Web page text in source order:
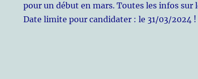
pour un début en mars. Toutes les infos sur
Date limite pour candidater : le 31/03/2024 !